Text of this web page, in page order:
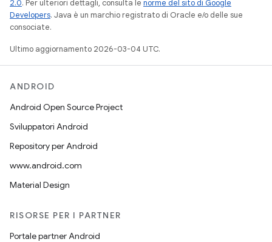
2.0. Per ulteriori dettagli, consulta le norme del sito di Google
Developers. Java è un marchio registrato di Oracle e/o delle sue
consociate.
Ultimo aggiornamento 2026-03-04 UTC.
ANDROID
Android Open Source Project
Sviluppatori Android
Repository per Android
www.android.com
Material Design
RISORSE PER I PARTNER
Portale partner Android